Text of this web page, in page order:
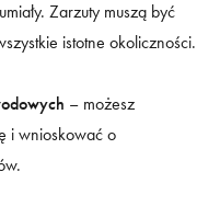
Zarzuty muszą być
istotne okoliczności.
– możesz
i wnioskować o